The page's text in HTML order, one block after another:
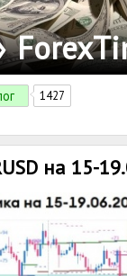
1427
на 15-